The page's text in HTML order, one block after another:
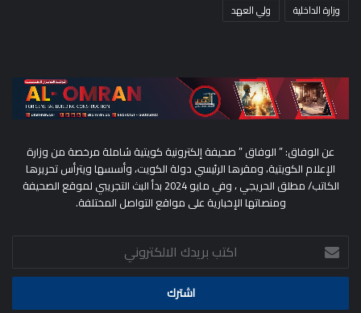
وزارة الداخلية
ولي العهد
عن الوفاق: ” الوفاق ” صحيفة إلكترونية كويتية شاملة مرخصة من وزارة
الإعلام الكويتية، ومقرها الرئيسي دولة الكويت، وأسسها ويترأس تحريرها
الكاتب/ مطلق الحريجي ، وفي مايو 2024 بدأ البث التجريبي لموقع الصحيفة
ومنصاتها الإخبارية على مواقع التواصل المختلفة.
اكتب
بريدك
الالكتروني